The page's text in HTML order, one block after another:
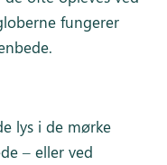
fungerer
lys i de mørke
– eller ved